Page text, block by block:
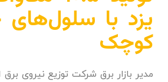
یزد با
کوچک
مدیر بازار برق شرکت توزیع نیروی برق